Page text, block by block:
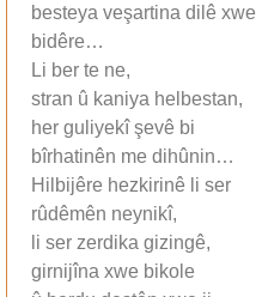
besteya veşartina dilê xwe
bidêre…
Li ber te ne,
stran û kaniya helbestan,
her guliyekî şevê bi
bîrhatinên me dihûnin…
Hilbijêre hezkirinê li ser
rûdêmên neynikî,
li ser zerdika gizingê,
girnijîna xwe bikole